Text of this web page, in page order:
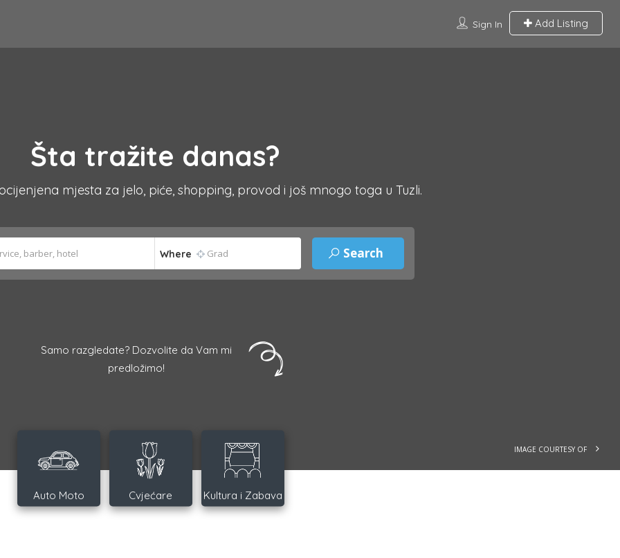
Sign In Add Listing
IMAGE COURTESY OF
Šta tražite danas?
mjesta za jelo, piće, shopping, provod i još mnogo toga u Tuzli.
Where
Samo razgledate? Dozvolite da Vam mi
predložimo!
Auto Moto Cvjećare Kultura i Zabava